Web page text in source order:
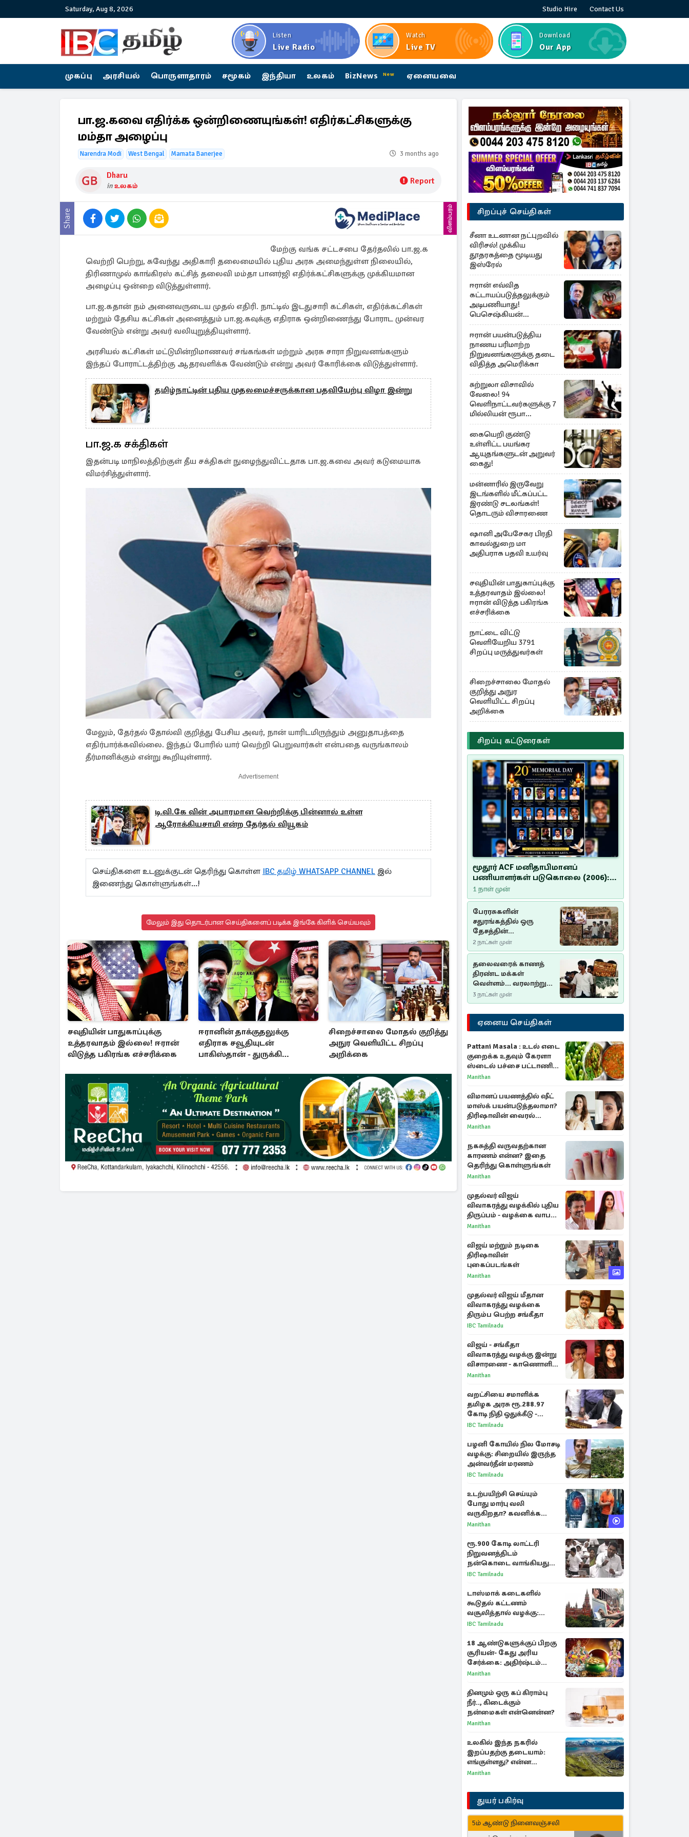
Saturday, Aug 8, 2026 Studio Hire Contact Us
Listen
Live Radio
Watch
Live TV
Download
Our App
முகப்பு அரசியல் பொருளாதாரம் சமூகம் இந்தியா உலகம் BizNews New ஏனையவை
பா.ஜ.கவை எதிர்க்க ஒன்றிணையுங்கள்! எதிர்கட்சிகளுக்கு
மம்தா அழைப்பு
Narendra Modi West Bengal Mamata Banerjee 3 months ago
Dharu
inஉலகம் Report
Share விளம்பரம்
மேற்கு வங்க சட்டசபை தேர்தலில் பா.ஜ.க
வெற்றி பெற்று, சுவேந்து அதிகாரி தலைமையில் புதிய அரசு அமைந்துள்ள நிலையில்,
திரிணாமுல் காங்கிரஸ் கட்சித் தலைவி மம்தா பானர்ஜி எதிர்க்கட்சிகளுக்கு முக்கியமான
அழைப்பு ஒன்றை விடுத்துள்ளார்.
பா.ஜ.கதான் நம் அனைவருடைய முதல் எதிரி. நாட்டில் இடதுசாரி கட்சிகள், எதிர்க்கட்சிகள்
மற்றும் தேசிய கட்சிகள் அனைத்தும் பா.ஜ.கவுக்கு எதிராக ஒன்றிணைந்து போராட முன்வர
வேண்டும் என்று அவர் வலியுறுத்தியுள்ளார்.
அரசியல் கட்சிகள் மட்டுமின்றிமாணவர் சங்கங்கள் மற்றும் அரசு சாரா நிறுவனங்களும்
இந்தப் போராட்டத்திற்கு ஆதரவளிக்க வேண்டும் என்று அவர் கோரிக்கை விடுத்துள்ளார்.
தமிழ்நாட்டின் புதிய முதலமைச்சருக்கான பதவியேற்பு விழா இன்று
பா.ஜ.க சக்திகள்
இதன்படி மாநிலத்திற்குள் தீய சக்திகள் நுழைந்துவிட்டதாக பா.ஜ.கவை அவர் கடுமையாக
விமர்சித்துள்ளார்.
மேலும், தேர்தல் தோல்வி குறித்து பேசிய அவர், நான் யாரிடமிருந்தும் அனுதாபத்தை
எதிர்பார்க்கவில்லை. இந்தப் போரில் யார் வெற்றி பெறுவார்கள் என்பதை வருங்காலம்
தீர்மானிக்கும் என்று கூறியுள்ளார்.
Advertisement
டி.வி.கே வின் அபாரமான வெற்றிக்கு பின்னால் உள்ள
ஆரோக்கியசாமி என்ற தேர்தல் வியூகம்
செய்திகளை உடனுக்குடன் தெரிந்து கொள்ள IBC தமிழ் WHATSAPP CHANNEL இல்
இணைந்து கொள்ளுங்கள்...!
மேலும் இது தொடர்பான செய்திகளைப் படிக்க இங்கே கிளிக் செய்யவும்
சவுதியின் பாதுகாப்புக்கு
உத்தரவாதம் இல்லை! ஈரான்
விடுத்த பகிரங்க எச்சரிக்கை
ஈரானின் தாக்குதலுக்கு
எதிராக சவூதியுடன்
பாகிஸ்தான் - துருக்கி
சிறைச்சாலை மோதல் குறித்து
அநுர வெளியிட்ட சிறப்பு
அறிக்கை
சிறப்புச் செய்திகள்
சீனா உடனான நட்புறவில்
விரிசல்! முக்கிய
தூதரகத்தை மூடியது
இஸ்ரேல்
ஈரான் எவ்வித
கட்டாயப்படுத்தலுக்கும்
அடிபணியாது!
பெசெஷ்கியன்
அறிவிப்பு
ஈரான் பயன்படுத்திய
நாணய பரிமாற்ற
நிறுவனங்களுக்கு தடை
விதித்த அமெரிக்கா
சுற்றுலா விசாவில்
வேலை! 94
வெளிநாட்டவர்களுக்கு 7
மில்லியன் ரூபா
அபராதம்
கையெறி குண்டு
உள்ளிட்ட பயங்கர
ஆயுதங்களுடன் அறுவர்
கைது!
மன்னாரில் இருவேறு
இடங்களில் மீட்கப்பட்ட
இரண்டு சடலங்கள்!
தொடரும் விசாரணை
ஷானி அபேசேகர பிரதி
காவல்துறை மா
அதிபராக பதவி உயர்வு
சவுதியின் பாதுகாப்புக்கு
உத்தரவாதம் இல்லை!
ஈரான் விடுத்த பகிரங்க
எச்சரிக்கை
நாட்டை விட்டு
வெளியேறிய 3791
சிறப்பு மருத்துவர்கள்
சிறைச்சாலை மோதல்
குறித்து அநுர
வெளியிட்ட சிறப்பு
அறிக்கை
சிறப்பு கட்டுரைகள்
மூதூர் ACF மனிதாபிமானப்
பணியாளர்கள் படுகொலை (2006):
20 ஆண்டுகளாகியும் நீதி
மறுக்கப்பட்ட மனிதாபிமானப்
பேரவலம்
1 நாள் முன்
பேரரசுகளின்
சதுரங்கத்தில் ஒரு
தேசத்தின்
தீர்க்கதரிசனம் :
சுதுமலை பிரகடனம்
ஒரு வரலாற்றுப் பாடம்
2 நாட்கள் முன்
தலைவரைக் காணத்
திரண்ட மக்கள்
வெள்ளம்... வரலாற்றுச்
சிறப்புமிக்க சுதுமலைப்
பிரகடனம்…
3 நாட்கள் முன்
ஏனைய செய்திகள்
Pattani Masala : உடல் எடை
குறைக்க உதவும் கேரளா
ஸ்டைல் பச்சை பட்டாணி
கிரேவி
Manithan
விமானப் பயணத்தில் ஷீட்
மாஸ்க் பயன்படுத்தலாமா?
திரிஷாவின் வைரல்
செல்ஃபிக்கு மருத்துவர்
Manithan
நகசுத்தி வருவதற்கான
காரணம் என்ன? இதை
தெரிந்து கொள்ளுங்கள்
Manithan
முதல்வர் விஜய்
விவாகரத்து வழக்கில் புதிய
திருப்பம் - வழக்கை வாபஸ்
பெற்ற சங்கீதா!
Manithan
விஜய் மற்றும் நடிகை
திரிஷாவின்
புகைப்படங்கள்
Manithan
முதல்வர் விஜய் மீதான
விவாகரத்து வழக்கை
திரும்ப பெற்ற சங்கீதா
IBC Tamilnadu
விஜய் - சங்கீதா
விவாகரத்து வழக்கு இன்று
விசாரணை - காணொளி
மூலம் ஆஜராக வாய்ப்பு
Manithan
வறட்சியை சமாளிக்க
தமிழக அரசு ரூ.288.97
கோடி நிதி ஒதுக்கீடு -
வெளியான அரசாணை
IBC Tamilnadu
பழனி கோயில் நில மோசடி
வழக்கு: சிறையில் இருந்த
அன்வர்தீன் மரணம்
IBC Tamilnadu
உடற்பயிற்சி செய்யும்
போது மார்பு வலி
வருகிறதா? கவனிக்க
வேண்டிய எச்சரிக்கை
Manithan
ரூ.900 கோடி லாட்டரி
நிறுவனத்திடம்
நன்கொடை வாங்கியது
ஏன்? உதயநிதி - ஆதவ்
IBC Tamilnadu
டாஸ்மாக் கடைகளில்
கூடுதல் கட்டணம்
வசூலித்தால் வழக்கு:
சென்னை உயர்நீதிமன்றம்
IBC Tamilnadu
18 ஆண்டுகளுக்குப் பிறகு
சூரியன்- கேது அரிய
சேர்க்கை: அதிர்ஷ்டம்
பெறும் 3 ராசிகள்!
Manithan
தினமும் ஒரு கப் கிராம்பு
நீர்.., கிடைக்கும்
நன்மைகள் என்னென்ன?
Manithan
உலகில் இந்த நகரில்
இறப்பதற்கு தடையாம்:
எங்குள்ளது? என்ன
காரணம் தெரியுமா?
Manithan
துயர் பகிர்வு
5ம் ஆண்டு நினைவஞ்சலி